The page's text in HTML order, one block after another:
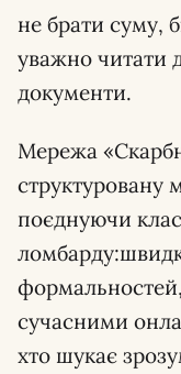
не брати суму,
уважно читати
документи.
Мережа
структуровану
поєднуючи
сучасними
хто шукає